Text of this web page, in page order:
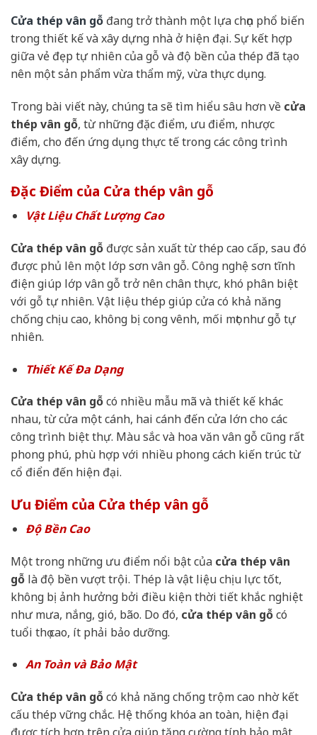
Cửa thép vân gỗ đang trở thành một lựa chọn phổ biến
trong thiết kế và xây dựng nhà ở hiện đại. Sự kết hợp
giữa vẻ đẹp tự nhiên của gỗ và độ bền của thép đã tạo
nên một sản phẩm vừa thẩm mỹ, vừa thực dụng.
Trong bài viết này, chúng ta sẽ tìm hiểu sâu hơn về cửa
thép vân gỗ, từ những đặc điểm, ưu điểm, nhược
điểm, cho đến ứng dụng thực tế trong các công trình
xây dựng.
Đặc Điểm của Cửa thép vân gỗ
Vật Liệu Chất Lượng Cao
Cửa thép vân gỗ được sản xuất từ thép cao cấp, sau đó
được phủ lên một lớp sơn vân gỗ. Công nghệ sơn tĩnh
điện giúp lớp vân gỗ trở nên chân thực, khó phân biệt
với gỗ tự nhiên. Vật liệu thép giúp cửa có khả năng
chống chịu cao, không bị cong vênh, mối mọt như gỗ tự
nhiên.
Thiết Kế Đa Dạng
Cửa thép vân gỗcó nhiều mẫu mã và thiết kế khác
nhau, từ cửa một cánh, hai cánh đến cửa lớn cho các
công trình biệt thự. Màu sắc và hoa văn vân gỗ cũng rất
phong phú, phù hợp với nhiều phong cách kiến trúc từ
cổ điển đến hiện đại.
Ưu Điểm của Cửa thép vân gỗ
Độ Bền Cao
Một trong những ưu điểm nổi bật của cửa thép vân
gỗ là độ bền vượt trội. Thép là vật liệu chịu lực tốt,
không bị ảnh hưởng bởi điều kiện thời tiết khắc nghiệt
như mưa, nắng, gió, bão. Do đó, cửa thép vân gỗcó
tuổi thọ cao, ít phải bảo dưỡng.
An Toàn và Bảo Mật
Cửa thép vân gỗcó khả năng chống trộm cao nhờ kết
cấu thép vững chắc. Hệ thống khóa an toàn, hiện đại